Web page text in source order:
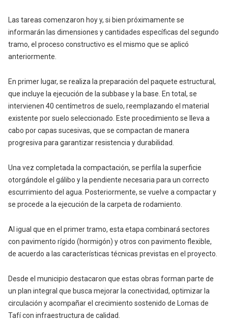
Las tareas comenzaron hoy y, si bien próximamente se
informarán las dimensiones y cantidades específicas del segundo
tramo, el proceso constructivo es el mismo que se aplicó
anteriormente.
En primer lugar, se realiza la preparación del paquete estructural,
que incluye la ejecución de la subbase y la base. En total, se
intervienen 40 centímetros de suelo, reemplazando el material
existente por suelo seleccionado. Este procedimiento se lleva a
cabo por capas sucesivas, que se compactan de manera
progresiva para garantizar resistencia y durabilidad.
Una vez completada la compactación, se perfila la superficie
otorgándole el gálibo y la pendiente necesaria para un correcto
escurrimiento del agua. Posteriormente, se vuelve a compactar y
se procede a la ejecución de la carpeta de rodamiento.
Al igual que en el primer tramo, esta etapa combinará sectores
con pavimento rígido (hormigón) y otros con pavimento flexible,
de acuerdo a las características técnicas previstas en el proyecto.
Desde el municipio destacaron que estas obras forman parte de
un plan integral que busca mejorar la conectividad, optimizar la
circulación y acompañar el crecimiento sostenido de Lomas de
Tafí con infraestructura de calidad.